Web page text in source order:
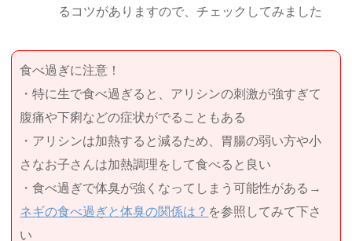
るコツがありますので、チェックしてみました
食べ過ぎに注意！
・特に生で食べ過ぎると、アリシンの刺激が強すぎて
腹痛や下痢などの症状がでることもある
・アリシンは加熱すると減るため、胃腸の弱い方や小
さなお子さんは加熱調理をして食べると良い
・食べ過ぎで体臭が強くなってしまう可能性がある→
ネギの食べ過ぎと体臭の関係は？ を参照してみて下さ
い